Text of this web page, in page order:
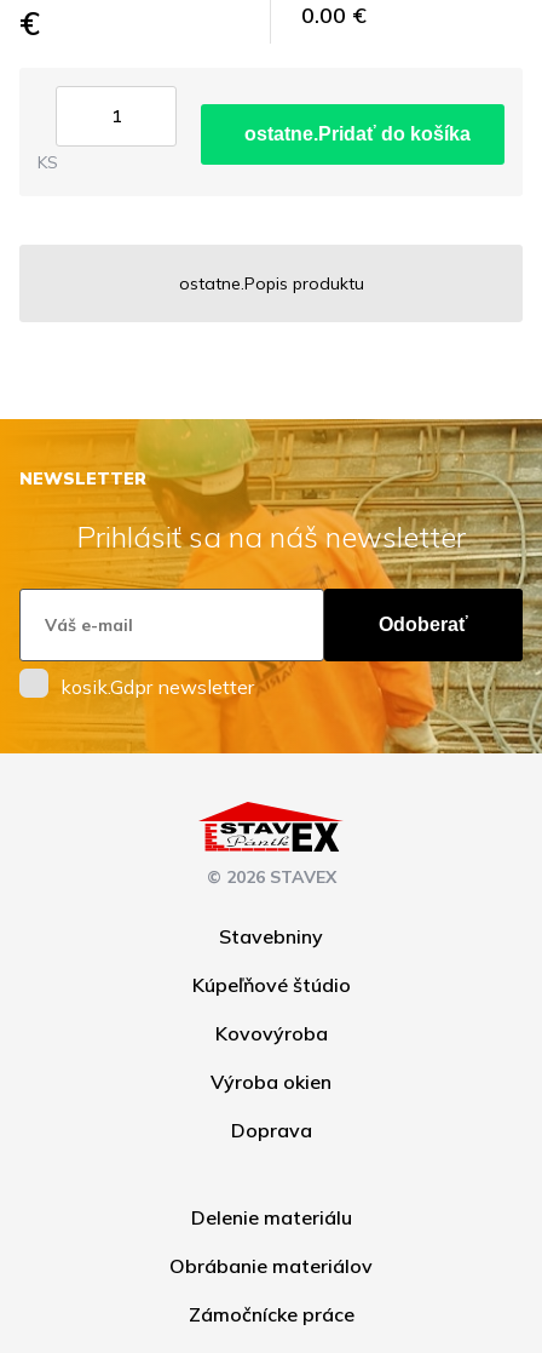
€ 0.00 €
KS
ostatne.Pridať do košíka
ostatne.Popis produktu
NEWSLETTER
Prihlásiť sa na náš newsletter
Odoberať
kosik.Gdpr newsletter
© 2026 STAVEX
Stavebniny
Kúpeľňové štúdio
Kovovýroba
Výroba okien
Doprava
Delenie materiálu
Obrábanie materiálov
Zámočnícke práce